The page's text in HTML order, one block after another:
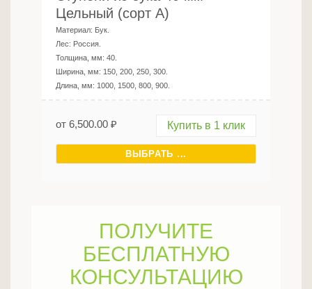
Цельный (сорт А)
Материал: Бук
Лес: Россия
Толщина, мм: 40
Ширина, мм: 150, 200, 250, 300
Длина, мм: 1000, 1500, 800, 900
от 6,500.00 ₽ Купить в 1 клик
ВЫБРАТЬ ...
ПОЛУЧИТЕ
БЕСПЛАТНУЮ
КОНСУЛЬТАЦИЮ